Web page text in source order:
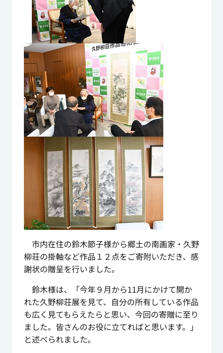
市内在住の鈴木節子様から郷土の南画家・久野
柳荘の掛軸など作品１２点をご寄附いただき、感
謝状の贈呈を行いました。
鈴木様は、「今年９月から11月にかけて開か
れた久野柳荘展を見て、自分の所有している作品
も広く見てもらえたらと思い、今回の寄贈に至り
ました。皆さんのお役に立てればと思います。」
と述べられました。